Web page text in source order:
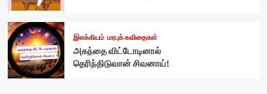
இலக்கியம் மரபுக் கவிதைகள்
அகந்தை விட்டோடினால்
தெரிந்திடுவான் சிவனாய்!